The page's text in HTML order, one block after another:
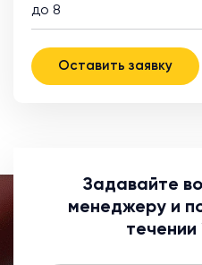
до 8
Оставить заявку
Задавайте
менеджеру и
течении